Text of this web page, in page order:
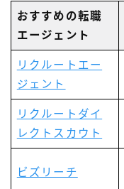
おすすめの転職
エージェント
リクルートエー
ジェント
リクルートダイ
レクトスカウト
ビズリーチ